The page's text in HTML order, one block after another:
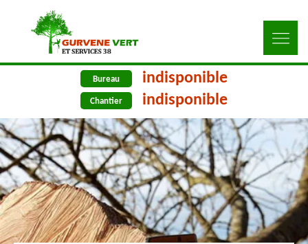
Bureau indisponible
Chantier indisponible